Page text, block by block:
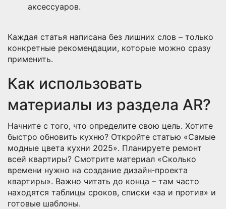
аксессуаров.
Каждая статья написана без лишних слов – только
конкретные рекомендации, которые можно сразу
применить.
Как использовать
материалы из раздела AR?
Начните с того, что определите свою цель. Хотите
быстро обновить кухню? Откройте статью «Самые
модные цвета кухни 2025». Планируете ремонт
всей квартиры? Смотрите материал «Сколько
времени нужно на создание дизайн‑проекта
квартиры». Важно читать до конца – там часто
находятся таблицы сроков, списки «за и против» и
готовые шаблоны.